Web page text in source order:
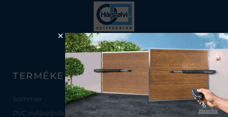
TERMÉKEINK
Sommer
PVC nyílászárók
JÓ HA TUDJA
Nyílászárókról